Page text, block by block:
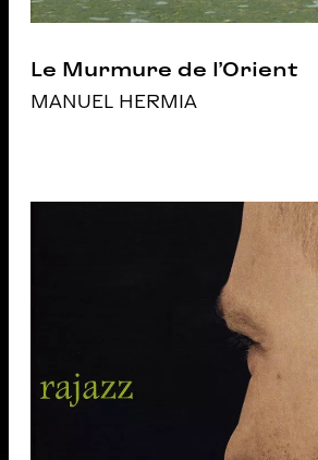
Le Murmure de l’Orient
MANUEL HERMIA